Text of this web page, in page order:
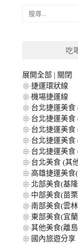
搜
吃
展開全部 | 關閉
捷運環狀線
機場捷運線
台北捷運美食
台北捷運美食
台北捷運美食
台北捷運美食
台北捷運美食
台北美食 (其
高雄捷運美食
北部美食(基
中部美食(苗
南部美食(雲
東部美食(宜
其他美食(離
國內旅遊分享